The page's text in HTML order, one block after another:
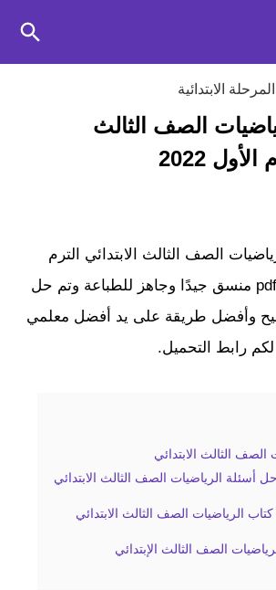
الابتدائية
الصف الثالث
2022
الصف الثالث الابتدائي الترم
الأول كاملاً بصبغة pdf منسق جيدًا وجاهز للطباعة وتم حل
وأفضل طريقة على يد أفضل معلمي
رابط التحميل.
الثالث الابتدائي
الرياضيات الصف الثالث الابتدائي
الرياضيات الصف الثالث الابتدائي
الصف الثالث الإبتدائي